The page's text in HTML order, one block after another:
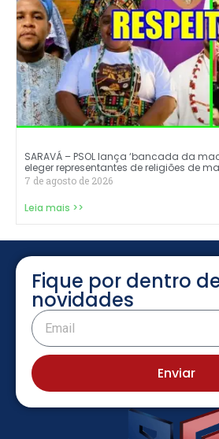
SARAVÁ – PSOL lança ‘bancada da
eleger representantes de religiões de
7 de agosto de 2026
Leia mais >>
Fique por dentro
novidades
Enviar